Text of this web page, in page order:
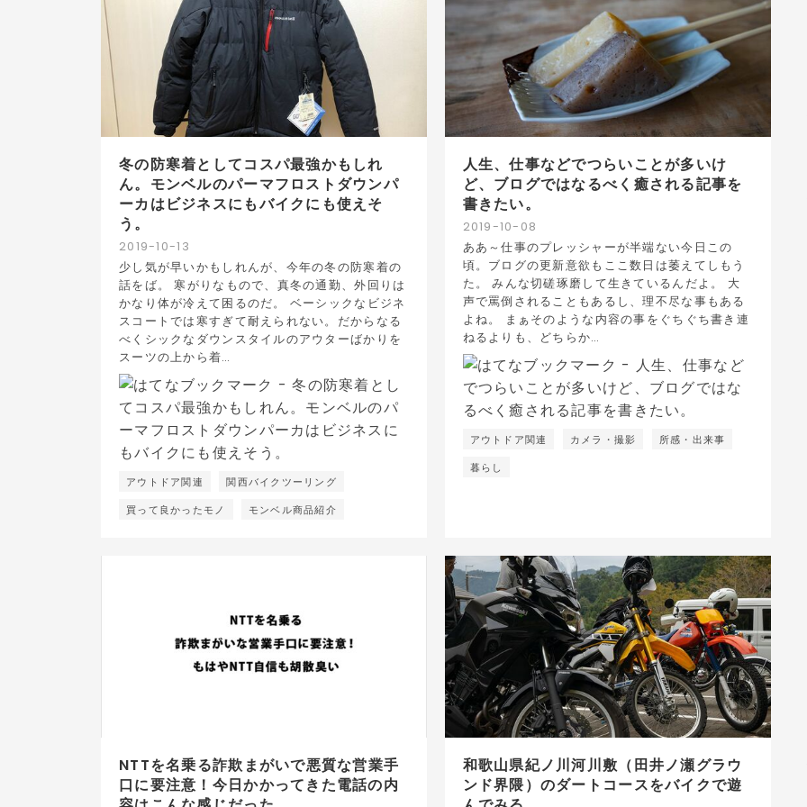
2019-10-13
冬の防寒着としてコスパ最強かもしれ
ん。モンベルのパーマフロストダウンパ
ーカはビジネスにもバイクにも使えそ
う。
アウトドア関連
関西バイクツーリング
買って良かったモノ
モンベル商品紹介
少し気が早いかもしれんが、今年の冬の防寒着の
話をば。 寒がりなもので、真冬の通勤、外回りは
かなり体が冷えて困るのだ。 ベーシックなビジネ
スコートでは寒すぎて耐えられない。だからなる
べくシックなダウンスタイルのアウターばかりを
スーツの上から着…
2019-10- 08
人生、仕事などでつらいことが多いけ
ど、ブログではなるべく癒される記事を
書きたい。
アウトドア関連 カメラ・撮影
所感・出来事
暮らし
ああ～仕事のプレッシャーが半端ない今日この
頃。ブログの更新意欲もここ数日は萎えてしもう
た。 みんな切磋琢磨して生きているんだよ。 大
声で罵倒されることもあるし、理不尽な事もある
よね。 まぁそのような内容の事をぐちぐち書き連
ねるよりも、どちらか…
NTTを名乗る詐欺まがいで悪質な営業手
口に要注意！今日かかってきた電話の内
和歌山県紀ノ川河川敷（田井ノ瀬グラウ
ンド界隈）のダートコースをバイクで遊